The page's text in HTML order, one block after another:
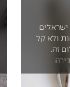
ולא קל
זה.